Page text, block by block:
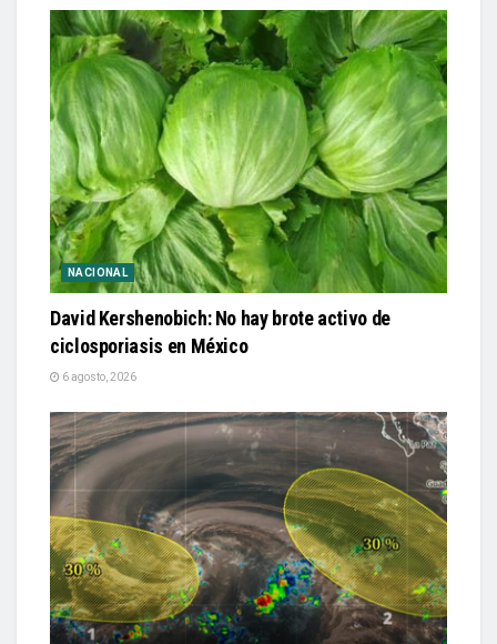
NACIONAL
David Kershenobich: No hay brote activo de
ciclosporiasis en México
6 agosto, 2026